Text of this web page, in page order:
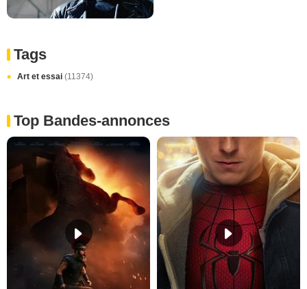
Tags
Art et essai (11374)
Top Bandes-annonces